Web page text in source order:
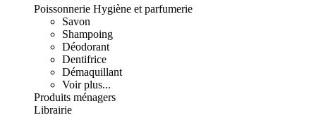
Poissonnerie Hygiène et parfumerie
Savon
Shampoing
Déodorant
Dentifrice
Démaquillant
Voir plus...
Produits ménagers
Librairie